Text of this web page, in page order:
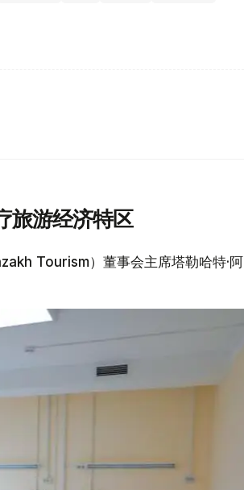
旅游经济特区
Tourism）董事会主席塔勒哈特·阿